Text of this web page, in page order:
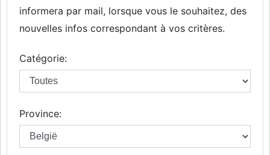
informera par mail, lorsque vous le souhaitez, des
nouvelles infos correspondant à vos critères.
Catégorie:
Province: